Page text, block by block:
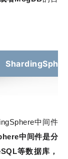
中间件
中间件是分
等数据库，